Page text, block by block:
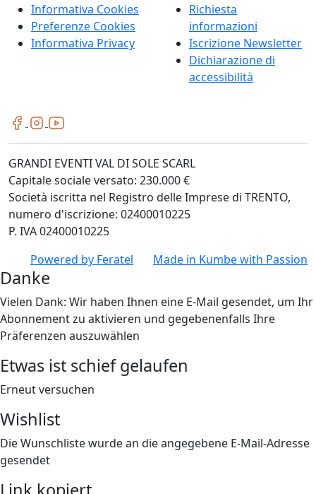
Informativa Cookies
Preferenze Cookies
Informativa Privacy
Richiesta
informazioni
Iscrizione Newsletter
Dichiarazione di
accessibilità
GRANDI EVENTI VAL DI SOLE SCARL
Capitale sociale versato: 230.000 €
Società iscritta nel Registro delle Imprese di TRENTO,
numero d'iscrizione: 02400010225
P. IVA 02400010225
Powered by Feratel Made in Kumbewith Passion
Danke
Vielen Dank: Wir haben Ihnen eine E-Mail gesendet, um Ihr
Abonnement zu aktivieren und gegebenenfalls Ihre
Präferenzen auszuwählen
Etwas ist schief gelaufen
Erneut versuchen
Wishlist
Die Wunschliste wurde an die angegebene E-Mail-Adresse
gesendet